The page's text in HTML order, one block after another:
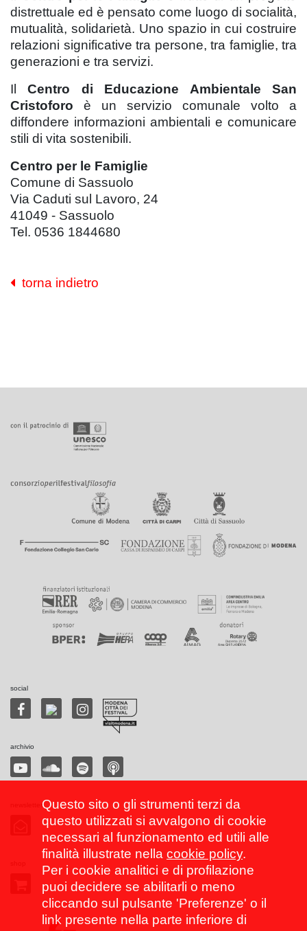
distrettuale ed è pensato come luogo di socialità,
mutualità, solidarietà. Uno spazio in cui costruire
relazioni significative tra persone, tra famiglie, tra
generazioni e tra servizi.
IlCentro di Educazione Ambientale San
Cristoforo è un servizio comunale volto a
diffondere informazioni ambientali e comunicare
stili di vita sostenibili.
Centro per le Famiglie
Comune di Sassuolo
Via Caduti sul Lavoro, 24
41049 - Sassuolo
Tel. 0536 1844680
torna indietro
social
archivio
Questo sito o gli strumenti terzi da
questo utilizzati si avvalgono di cookie
necessari al funzionamento ed utili alle
finalità illustrate nella cookie policy.
Per i cookie analitici e di profilazione
puoi decidere se abilitarli o meno
cliccando sul pulsante 'Preferenze' o il
link presente nella parte inferiore di